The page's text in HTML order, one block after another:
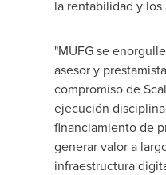
la rentabilidad y los
"MUFG se
asesor y
compromiso de
ejecución
financiamiento de
generar valor a
infraestructura